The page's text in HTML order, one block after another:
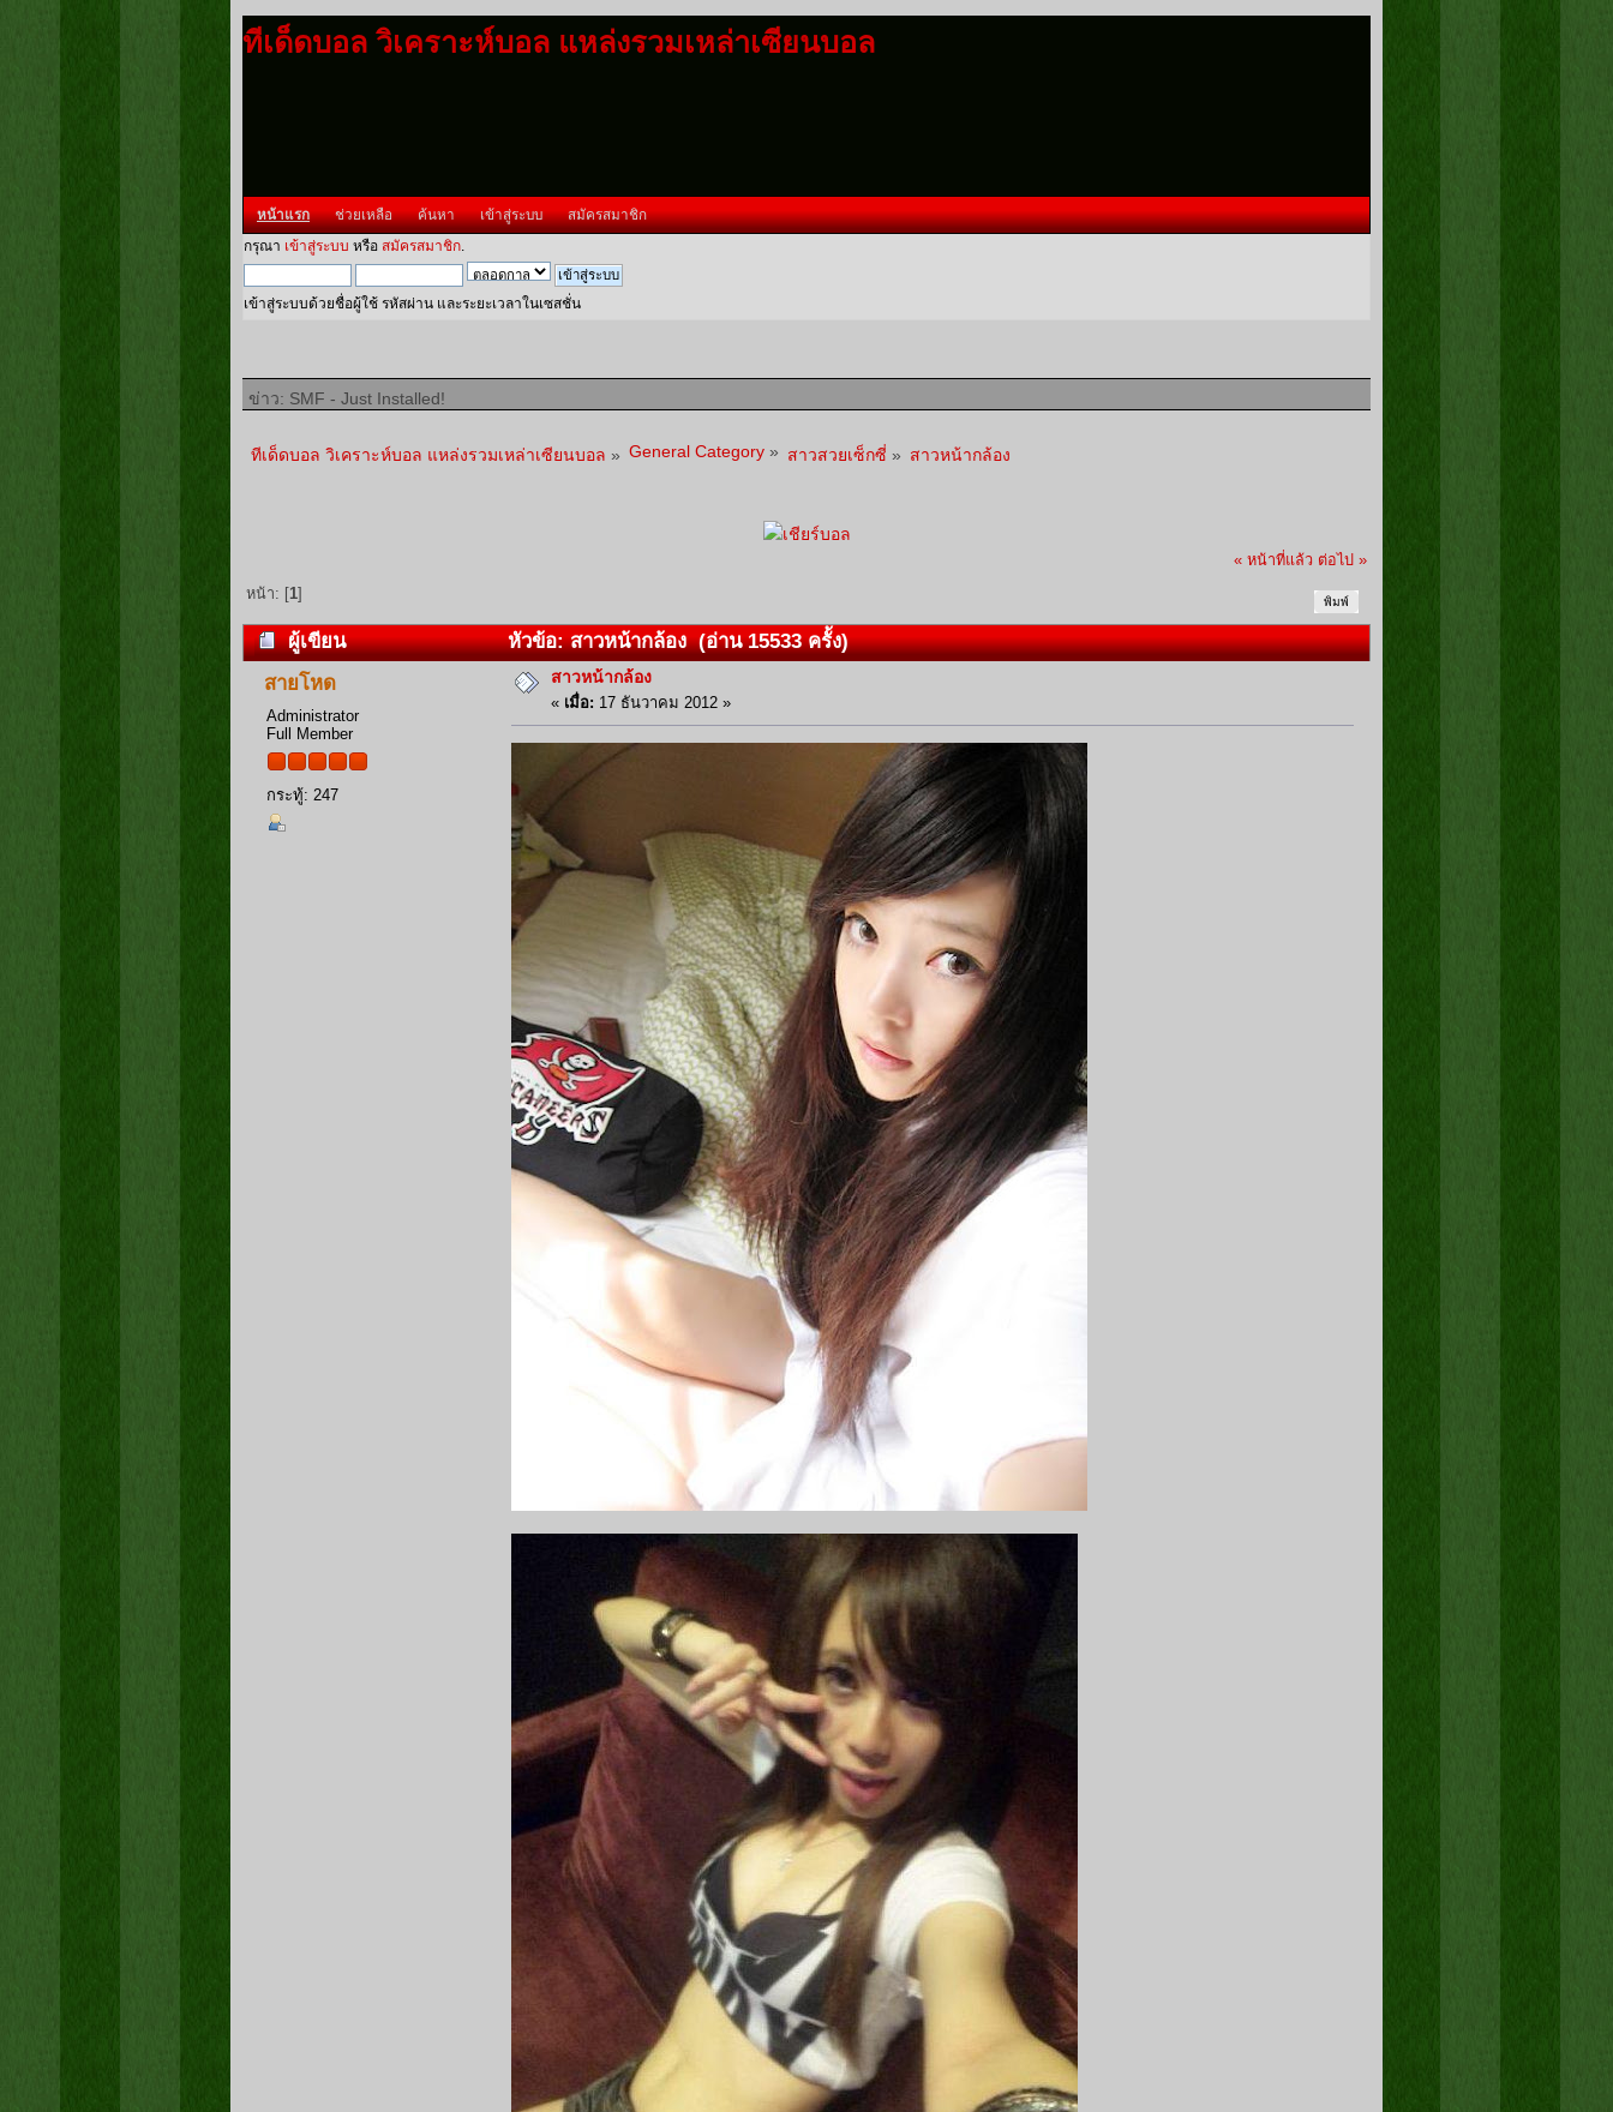
ทีเด็ดบอล วิเคราะห์บอล แหล่งรวมเหล่าเซียนบอล
หน้าแรก ช่วยเหลือ ค้นหา เข้าสู่ระบบ สมัครสมาชิก
กรุณา เข้าสู่ระบบ หรือ สมัครสมาชิก.
เข้าสู่ระบบด้วยชื่อผู้ใช้ รหัสผ่าน และระยะเวลาในเซสชั่น
ข่าว: SMF - Just Installed!
ทีเด็ดบอล วิเคราะห์บอล แหล่งรวมเหล่าเซียนบอล » General Category » สาวสวยเซ็กซี่ » สาวหน้ากล้อง
« หน้าที่แล้ว ต่อไป »
พิมพ์
หน้า: [ 1]
ผู้เขียน
หัวข้อ: สาวหน้ากล้อง (อ่าน 15533 ครั้ง)
สายโหด
Administrator
Full Member
กระทู้: 247
สาวหน้ากล้อง
« เมื่อ: 17 ธันวาคม 2012 »